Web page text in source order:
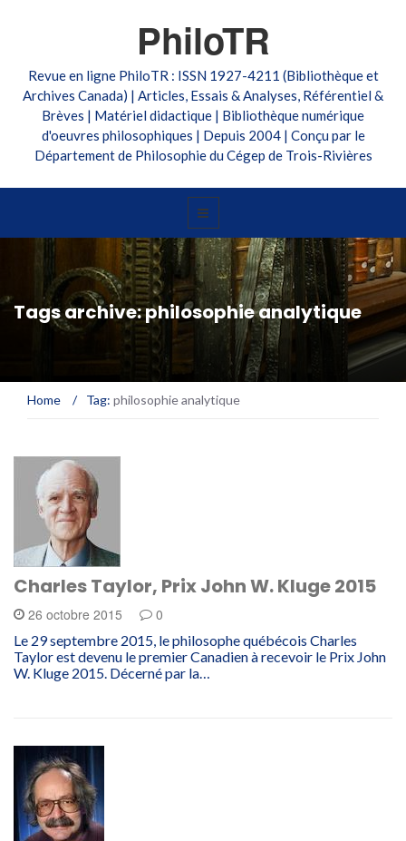
PhiloTR
Revue en ligne PhiloTR : ISSN 1927-4211 (Bibliothèque et
Archives Canada) | Articles, Essais & Analyses, Référentiel &
Brèves | Matériel didactique | Bibliothèque numérique
d'oeuvres philosophiques | Depuis 2004 | Conçu par le
Département de Philosophie du Cégep de Trois-Rivières
Tags archive: philosophie analytique
Home / Tag: philosophie analytique
Charles Taylor, Prix John W. Kluge 2015
26 octobre 2015 0
Le 29 septembre 2015, le philosophe québécois Charles
Taylor est devenu le premier Canadien à recevoir le Prix John
W. Kluge 2015. Décerné par la…